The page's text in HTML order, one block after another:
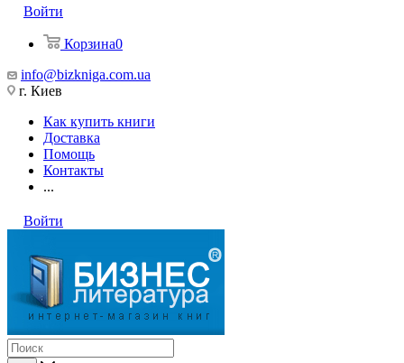
Войти
Корзина0
info@bizkniga.com.ua
г. Киев
Как купить книги
Доставка
Помощь
Контакты
...
Войти